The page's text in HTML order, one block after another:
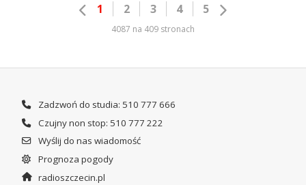
1 2 3 4 5
4087 na 409 stronach
Zadzwoń do studia: 510 777 666
Czujny non stop: 510 777 222
Wyślij do nas wiadomość
Prognoza pogody
radioszczecin.pl